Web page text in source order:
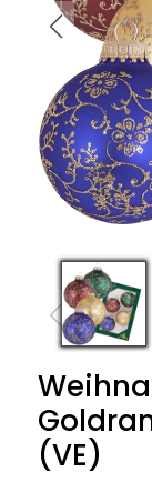
(VE)